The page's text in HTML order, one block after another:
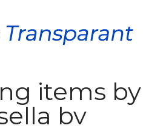
items by
bv